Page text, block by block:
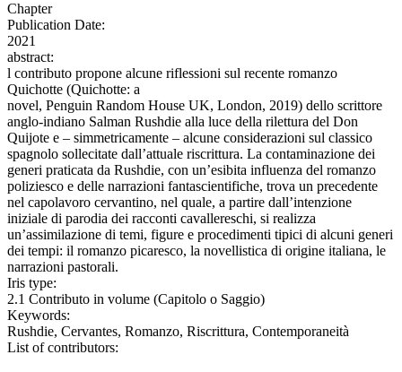
Chapter
Publication Date:
2021
abstract:
l contributo propone alcune riflessioni sul recente romanzo
Quichotte (Quichotte: a
novel, Penguin Random House UK, London, 2019) dello scrittore
anglo-indiano Salman Rushdie alla luce della rilettura del Don
Quijote e – simmetricamente – alcune considerazioni sul classico
spagnolo sollecitate dall’attuale riscrittura. La contaminazione dei
generi praticata da Rushdie, con un’esibita influenza del romanzo
poliziesco e delle narrazioni fantascientifiche, trova un precedente
nel capolavoro cervantino, nel quale, a partire dall’intenzione
iniziale di parodia dei racconti cavallereschi, si realizza
un’assimilazione di temi, figure e procedimenti tipici di alcuni generi
dei tempi: il romanzo picaresco, la novellistica di origine italiana, le
narrazioni pastorali.
Iris type:
2.1 Contributo in volume (Capitolo o Saggio)
Keywords:
Rushdie, Cervantes, Romanzo, Riscrittura, Contemporaneità
List of contributors: